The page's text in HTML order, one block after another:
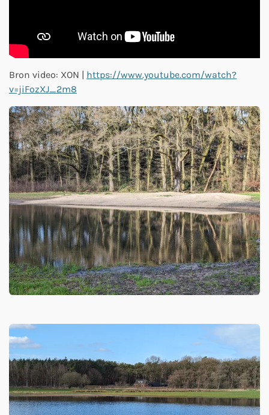
Bron video: XON | https://www.youtube.com/watch?
v=jiFozXJ_2m8